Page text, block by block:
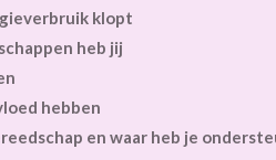
klopt
heb jij
hebben
en waar heb je